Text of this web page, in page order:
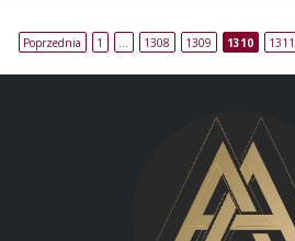
Poprzednia 1 1308 1309 1310 1311